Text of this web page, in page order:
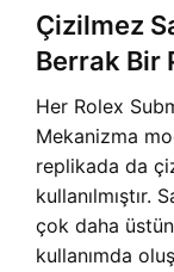
Çizilmez
Berrak Bir
Her Rolex
Mekanizma
replikada da
kullanılmıştır.
çok daha
kullanımda